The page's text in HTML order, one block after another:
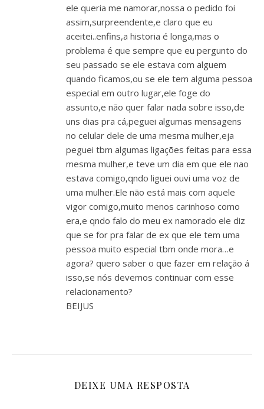
ele queria me namorar,nossa o pedido foi
assim,surpreendente,e claro que eu
aceitei..enfins,a historia é longa,mas o
problema é que sempre que eu pergunto do
seu passado se ele estava com alguem
quando ficamos,ou se ele tem alguma pessoa
especial em outro lugar,ele foge do
assunto,e não quer falar nada sobre isso,de
uns dias pra cá,peguei algumas mensagens
no celular dele de uma mesma mulher,eja
peguei tbm algumas ligações feitas para essa
mesma mulher,e teve um dia em que ele nao
estava comigo,qndo liguei ouvi uma voz de
uma mulher.Ele não está mais com aquele
vigor comigo,muito menos carinhoso como
era,e qndo falo do meu ex namorado ele diz
que se for pra falar de ex que ele tem uma
pessoa muito especial tbm onde mora…e
agora? quero saber o que fazer em relação á
isso,se nós devemos continuar com esse
relacionamento?
BEIJUS
DEIXE UMA RESPOSTA